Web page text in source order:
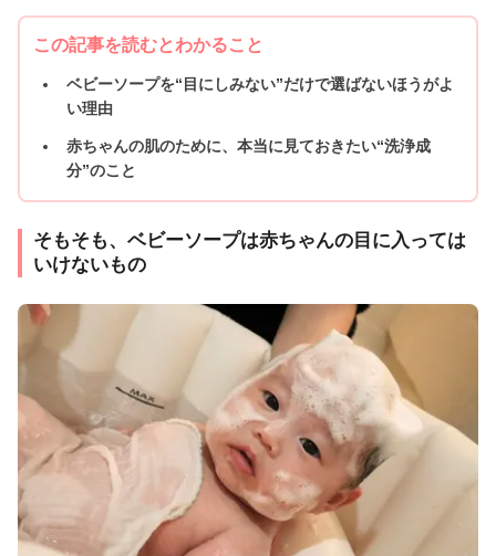
この記事を読むとわかること
ベビーソープを“目にしみない”だけで選ばないほうがよ
い理由
赤ちゃんの肌のために、本当に見ておきたい“洗浄成
分”のこと
そもそも、ベビーソープは赤ちゃんの目に入っては
いけないもの